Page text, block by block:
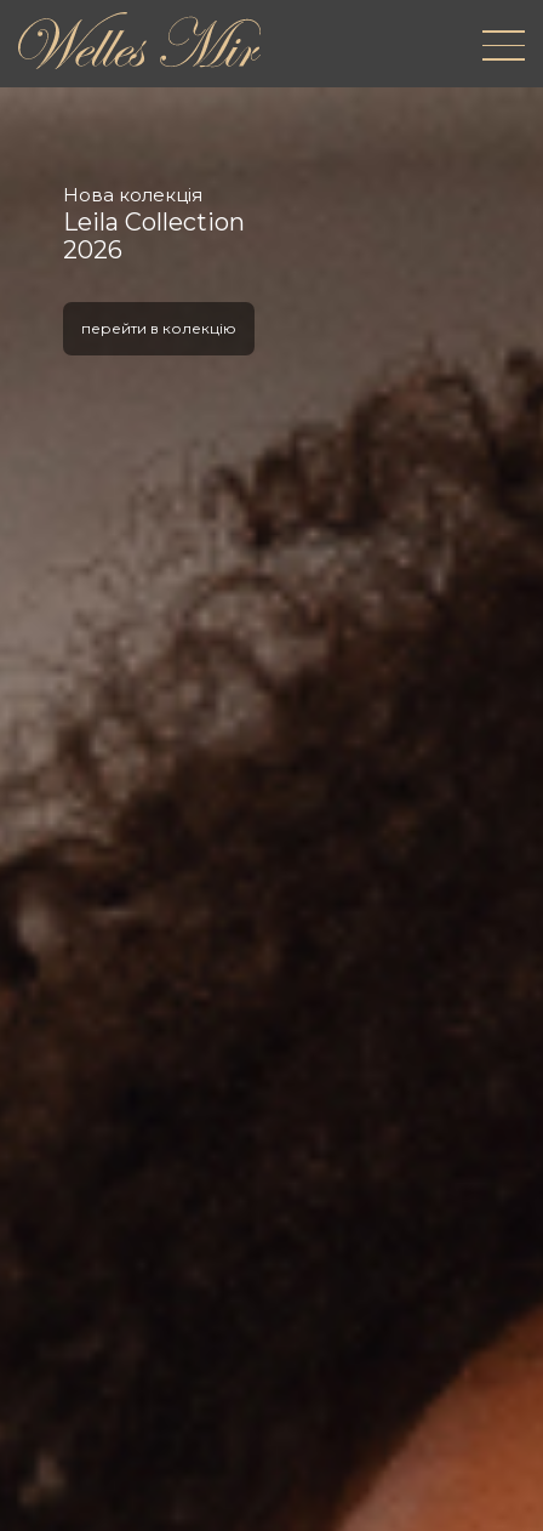
Нова колекція
Leila Collection
2026
перейти в колекцію